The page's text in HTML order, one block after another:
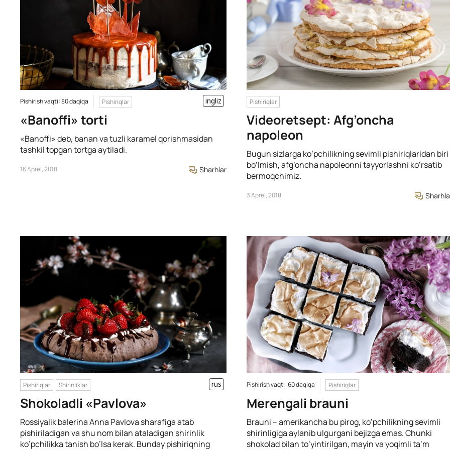
Pishirish vaqti: 80 daqiqa Pishiriqlar ingliz
«Banoffi» torti
«Banoffi» deb, banan va tuzli karamel qorishmasidan
tashkil topgan tortga aytiladi.
16 Aprel, 2018 Sharhlar
Pishiriqlar
Videoretsept: Afg’oncha
napoleon
Bugun sizlarga ko’pchilikning sevimli pishiriqlaridan biri
bo’lmish, afg’oncha napoleonni tayyorlashni ko’rsatib
bermoqchimiz.
3 Aprel, 2018
Pishiriqlar Shirinliklar rus
Shokoladli «Pavlova»
Rossiyalik balerina Anna Pavlova sharafiga atab
pishiriladigan va shu nom bilan ataladigan shirinlik
ko’pchilikka tanish bo’lsa kerak. Bunday pishiriqning
Pishirish vaqti: 60 daqiqa Pishiriqlar
Merengali brauni
Brauni – amerikancha bu pirog, ko’pchilikning sevimli
shirinligiga aylanib ulgurgani bejizga emas. Chunki
shokolad bilan to’yintirilgan, mayin va yoqimli ta’m